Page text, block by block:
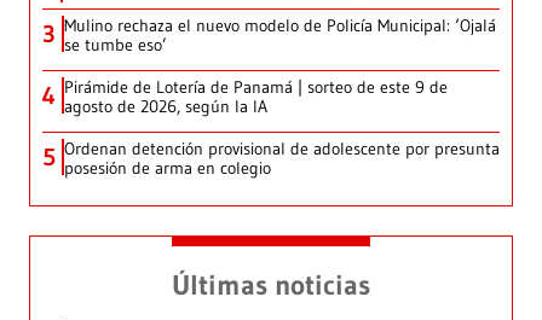
3 Mulino rechaza el nuevo modelo de Policía Municipal: ‘Ojalá
se tumbe eso’
4 Pirámide de Lotería de Panamá | sorteo de este 9 de
agosto de 2026, según la IA
5 Ordenan detención provisional de adolescente por presunta
posesión de arma en colegio
Últimas noticias